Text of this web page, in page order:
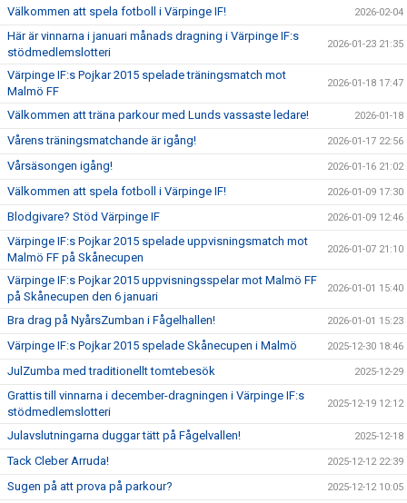
Välkommen att spela fotboll i Värpinge IF! 2026-02-04
Här är vinnarna i januari månads dragning i Värpinge IF:s
stödmedlemslotteri
2026-01-23 21:35
Värpinge IF:s Pojkar 2015 spelade träningsmatch mot
Malmö FF
2026-01-18 17:47
Välkommen att träna parkour med Lunds vassaste ledare! 2026-01-18
Vårens träningsmatchande är igång! 2026-01-17 22:56
Vårsäsongen igång! 2026-01-16 21:02
Välkommen att spela fotboll i Värpinge IF! 2026-01-09 17:30
Blodgivare? Stöd Värpinge IF 2026-01-09 12:46
Värpinge IF:s Pojkar 2015 spelade uppvisningsmatch mot
Malmö FF på Skånecupen
2026-01-07 21:10
Värpinge IF:s Pojkar 2015 uppvisningsspelar mot Malmö FF
på Skånecupen den 6 januari
2026-01-01 15:40
Bra drag på NyårsZumban i Fågelhallen! 2026-01-01 15:23
Värpinge IF:s Pojkar 2015 spelade Skånecupen i Malmö 2025-12-30 18:46
JulZumba med traditionellt tomtebesök 2025-12-29
Grattis till vinnarna i december-dragningen i Värpinge IF:s
stödmedlemslotteri
2025-12-19 12:12
Julavslutningarna duggar tätt på Fågelvallen! 2025-12-18
Tack Cleber Arruda! 2025-12-12 22:39
Sugen på att prova på parkour? 2025-12-12 10:05